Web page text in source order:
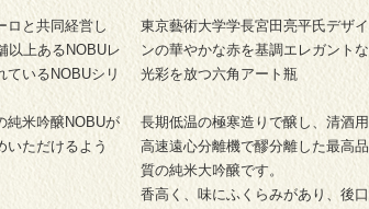
ロと共同経営し
以上あるNOBUレ
ているNOBUシリ
純米吟醸NOBUが
いただけるよう
東京藝術大学学長宮田亮平氏デザイ
ンの華やかな赤を基調エレガントな
光彩を放つ六角アート瓶
長期低温の極寒造りで醸し、清酒用
高速遠心分離機で醪分離した最高品
質の純米大吟醸です。
香高く、味にふくらみがあり、後口